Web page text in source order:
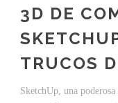
3D DE
TRUCOS
SketchUp, una